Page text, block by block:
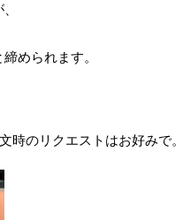
められます。
時のリクエストはお好みで。